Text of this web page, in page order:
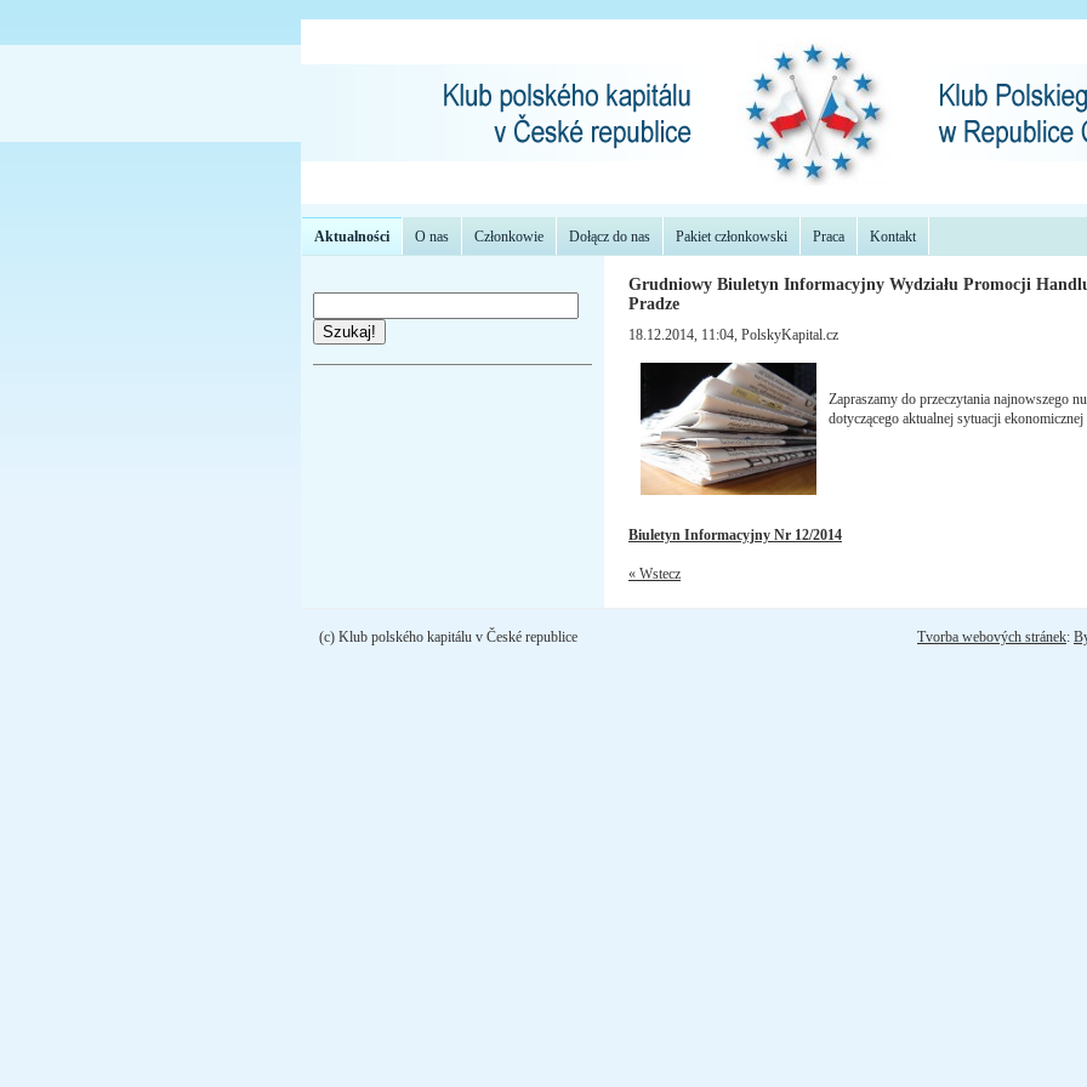
Aktualności O nas Członkowie Dołącz do nas Pakiet członkowski Praca Kontakt
Szukaj!
Grudniowy Biuletyn Informacyjny Wydziału Promocji
Pradze
18.12.2014, 11:04, PolskyKapital.cz
Zapraszamy do przeczytania najnowszego
dotyczącego aktualnej sytuacji
Biuletyn Informacyjny Nr 12/2014
« Wstecz
Tvorba webových stránek:
(c) Klub polského kapitálu v České republice